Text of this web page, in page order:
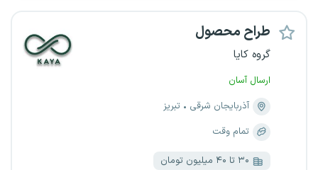
طراح محصول
گروه کایا
ارسال آسان
آذربایجان شرقی
تبریز
تمام وقت
۳۰ تا ۴۰ میلیون تومان